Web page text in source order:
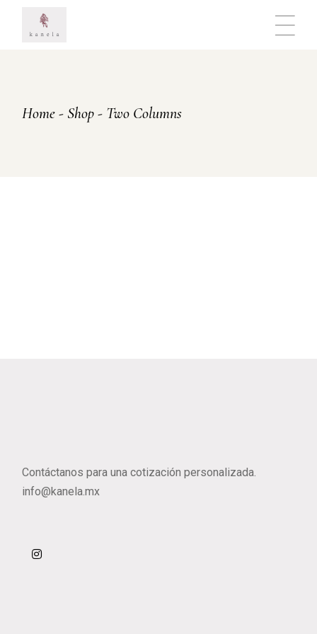
Home Shop Two Columns
Contáctanos para una cotización personalizada.
info@kanela.mx